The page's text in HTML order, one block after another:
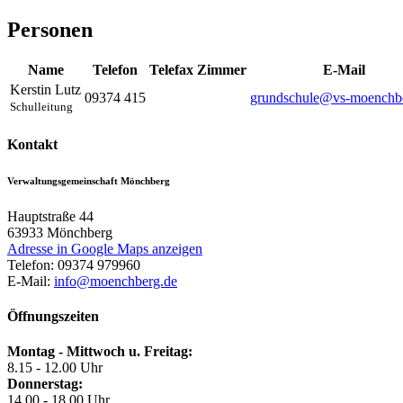
Personen
Name Telefon Telefax Zimmer
E-Mail
Kerstin Lutz
Schulleitung
09374 415 grundschule@vs-
Kontakt
Verwaltungsgemeinschaft Mönchberg
Hauptstraße 44
63933 Mönchberg
Adresse in Google Maps anzeigen
Telefon: 09374 979960
E-Mail: info@moenchberg.de
Öffnungszeiten
Montag - Mittwoch u. Freitag:
8.15 - 12.00 Uhr
Donnerstag: